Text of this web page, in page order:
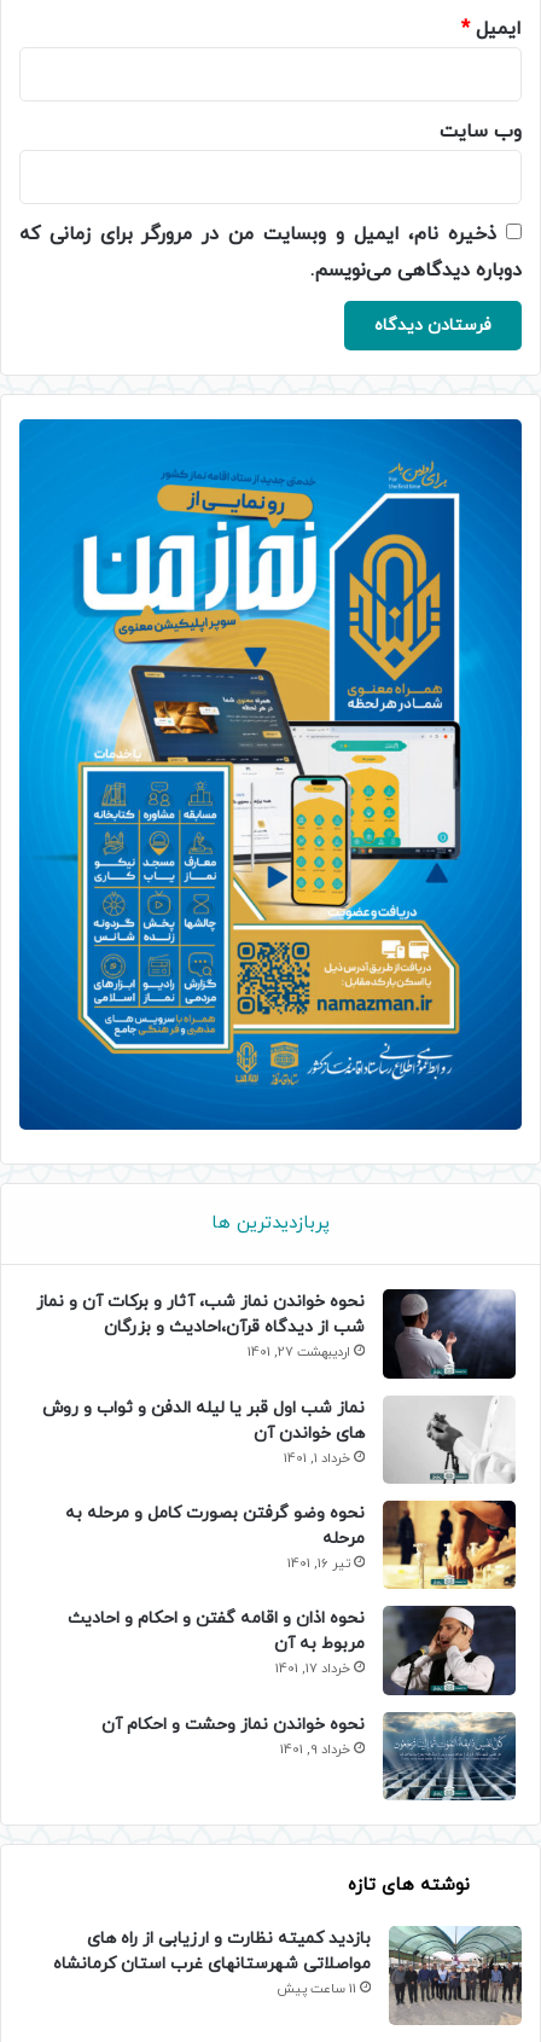
ایمیل*
وب‌ سایت
ذخیره نام، ایمیل و وبسایت من در مرورگر برای زمانی که
دوباره دیدگاهی می‌نویسم.
پربازدیدترین ها
نحوه خواندن نماز شب، آثار و برکات آن و نماز
شب از دیدگاه قرآن،احادیث و بزرگان
اردیبهشت 27, 1401
نماز شب اول قبر یا لیله الدفن و ثواب و روش
های خواندن آن
خرداد 1, 1401
نحوه وضو گرفتن بصورت کامل و مرحله به
مرحله
تیر 16, 1401
نحوه اذان و اقامه گفتن و احکام و احادیث
مربوط به آن
خرداد 17, 1401
نحوه خواندن نماز وحشت و احکام آن
خرداد 9, 1401
نوشته های تازه
بازدید کمیته نظارت و ارزیابی از راه های
مواصلاتی شهرستانهای غرب استان کرمانشاه
11 ساعت پیش